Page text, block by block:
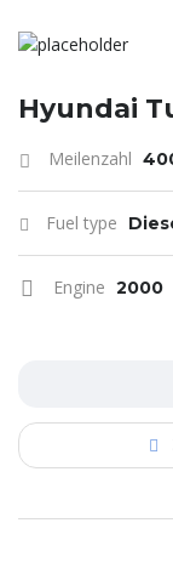
Hyundai
Meilenzahl
Fuel type
Engine 2000